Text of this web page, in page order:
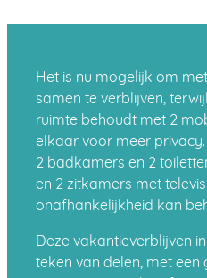
Het is nu mogelijk om
samen te verblijven,
ruimte behoudt met 2
elkaar voor meer
2 badkamers en 2
en 2 zitkamers met
onafhankelijkheid kan
Deze vakantieverblijven
teken van delen, met